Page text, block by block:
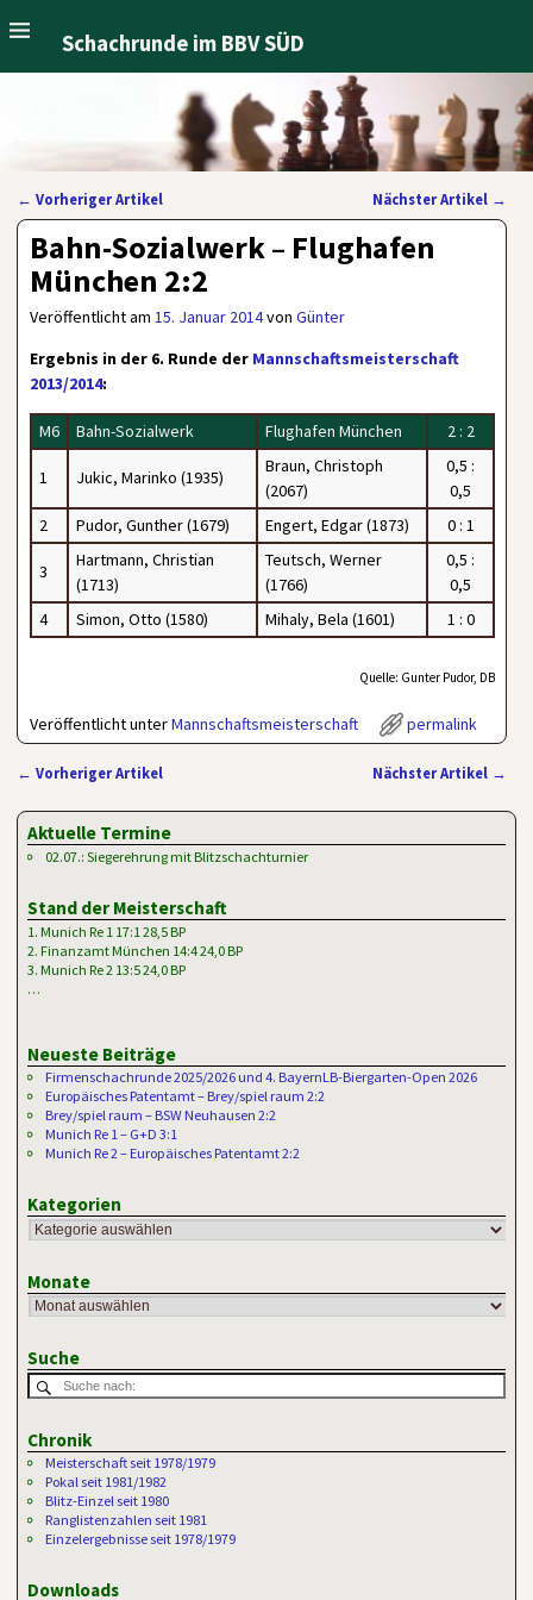
Schachrunde im BBV SÜD
Artikelnavigation
← Vorheriger Artikel Nächster Artikel →
Bahn-Sozialwerk – Flughafen
München 2:2
Veröffentlicht am15. Januar 2014vonGünter
Ergebnis in der 6. Runde der Mannschaftsmeisterschaft
2013/2014:
M6 Bahn-Sozialwerk Flughafen München 2 : 2
1 Jukic, Marinko (1935)
Braun, Christoph
(2067)
0,5 :
0,5
2
Pudor, Gunther (1679) Engert, Edgar (1873) 0 : 1
3
Hartmann, Christian
(1713)
Teutsch, Werner
(1766)
0,5 :
0,5
4
Simon, Otto (1580) Mihaly, Bela (1601) 1 : 0
Quelle: Gunter Pudor, DB
Veröffentlicht unterMannschaftsmeisterschaft permalink
← Vorheriger Artikel Nächster Artikel →
Aktuelle Termine
02.07.: Siegerehrung mit Blitzschachturnier
Stand der Meisterschaft
1. Munich Re 1 17:1 28,5 BP
2. Finanzamt München 14:4 24,0 BP
3. Munich Re 2 13:5 24,0 BP
…
Neueste Beiträge
Firmenschachrunde 2025/2026 und 4. BayernLB-Biergarten-Open 2026
Europäisches Patentamt – Brey/spiel raum 2:2
Brey/spiel raum – BSW Neuhausen 2:2
Munich Re 1 – G+D 3:1
Munich Re 2 – Europäisches Patentamt 2:2
Kategorien
Monate
Suche
Chronik
Meisterschaft seit 1978/1979
Pokal seit 1981/1982
Blitz-Einzel seit 1980
Ranglistenzahlen seit 1981
Einzelergebnisse seit 1978/1979
Downloads